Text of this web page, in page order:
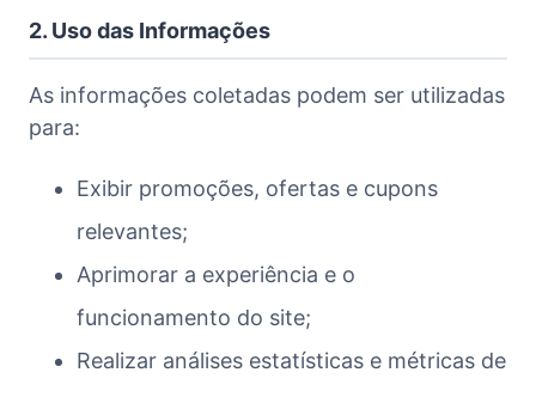
2. Uso das Informações
As informações coletadas podem ser utilizadas
para:
Exibir promoções, ofertas e cupons
relevantes;
Aprimorar a experiência e o
funcionamento do site;
Realizar análises estatísticas e métricas de